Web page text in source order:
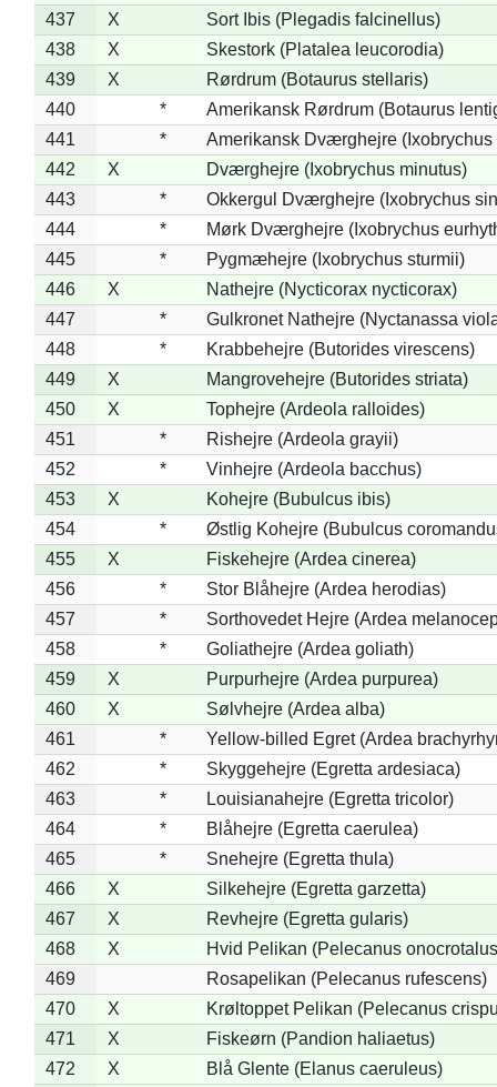
437
X
Sort Ibis (Plegadis falcinellus)
438
X
Skestork (Platalea leucorodia)
439
X
Rørdrum (Botaurus stellaris)
440
*
Amerikansk Rørdrum (Botaurus
441
*
Amerikansk Dværghejre (Ixobrychus
442
X
Dværghejre (Ixobrychus minutus)
443
*
Okkergul Dværghejre (Ixobrychus
444
*
Mørk Dværghejre (Ixobrychus
445
*
Pygmæhejre (Ixobrychus sturmii)
446
X
Nathejre (Nycticorax nycticorax)
447
*
Gulkronet Nathejre (Nyctanassa
448
*
Krabbehejre (Butorides virescens)
449
X
Mangrovehejre (Butorides striata)
450
X
Tophejre (Ardeola ralloides)
451
*
Rishejre (Ardeola grayii)
452
*
Vinhejre (Ardeola bacchus)
453
X
Kohejre (Bubulcus ibis)
454
*
Østlig Kohejre (Bubulcus
455
X
Fiskehejre (Ardea cinerea)
456
*
Stor Blåhejre (Ardea herodias)
457
*
Sorthovedet Hejre (Ardea
458
*
Goliathejre (Ardea goliath)
459
X
Purpurhejre (Ardea purpurea)
460
X
Sølvhejre (Ardea alba)
461
*
Yellow-billed Egret (Ardea
462
*
Skyggehejre (Egretta ardesiaca)
463
*
Louisianahejre (Egretta tricolor)
464
*
Blåhejre (Egretta caerulea)
465
*
Snehejre (Egretta thula)
466
X
Silkehejre (Egretta garzetta)
467
X
Revhejre (Egretta gularis)
468
X
Hvid Pelikan (Pelecanus
469
Rosapelikan (Pelecanus rufescens)
470
X
Krøltoppet Pelikan (Pelecanus
471
X
Fiskeørn (Pandion haliaetus)
472
X
Blå Glente (Elanus caeruleus)